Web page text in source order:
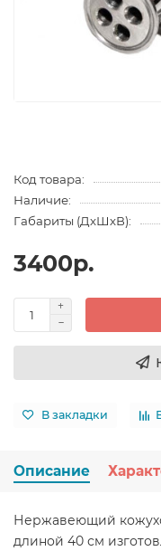
Код товара:
Наличие:
Габариты (ДхШхВ):
3400р.
В закладки
Описание
Нержавеющий
длиной 40 см